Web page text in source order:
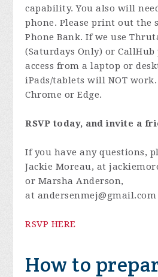
capability. You also will
phone. Please print out the
Phone Bank. If we use
(Saturdays Only) or CallHub
access from a laptop or
iPads/tablets will NOT work.
Chrome or Edge.
RSVP today, and invite a
If you have any questions,
Jackie Moreau, at
or Marsha Anderson,
at andersenmej@gmail.com
RSVP HERE
How to